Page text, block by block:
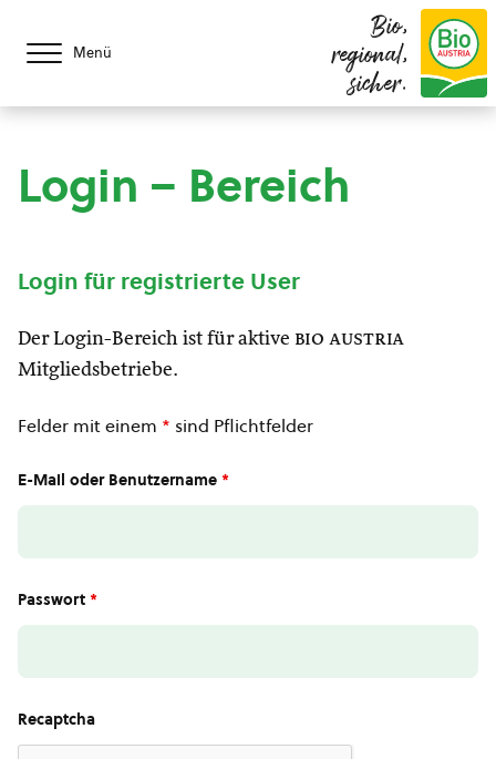
Menü
Bio,
regional,
sicher.
Login – Bereich
Login für registrierte User
Der Login-Bereich ist für aktive bio austria
Mitgliedsbetriebe.
Felder mit einem * sind Pflichtfelder
E-Mail oder Benutzername *
Passwort *
Recaptcha